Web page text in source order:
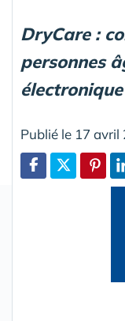
DryCare :
personnes
électronique
Publié le 17 avril